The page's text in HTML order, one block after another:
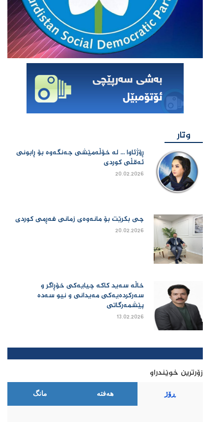
وتار
ڕۆژئاوا ... لە خۆڵەمێشی جەنگەوە بۆ ڕابونی
ئەقڵی کوردی
20.02.2026
چی بكرێت بۆ مانەوەی زمانی فەڕمی كوردی
20.02.2026
خاڵە سەید کاکە چیایەکی خۆڕاگر و
سەرکردەیەکی مەیدانی و نیو سەدە
پێشمەرگاتی
13.02.2026
زۆرترین خوێندراو
ڕۆژ هەفتە مانگ